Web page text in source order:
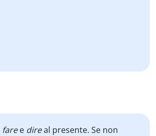
faree direal presente. Se non